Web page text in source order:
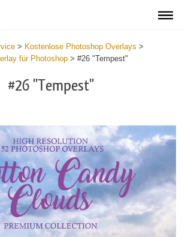
> Kostenlose Photoshop Overlays >
für Photoshop > #26 "Tempest"
#26 "Tempest"